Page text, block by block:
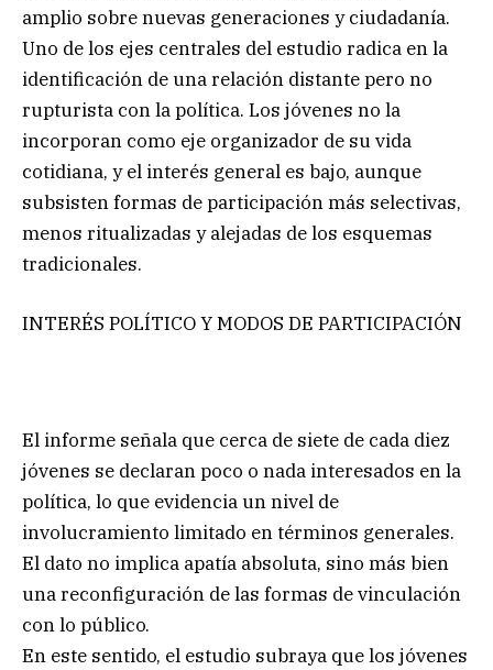
amplio sobre nuevas generaciones y ciudadanía.
Uno de los ejes centrales del estudio radica en la
identificación de una relación distante pero no
rupturista con la política. Los jóvenes no la
incorporan como eje organizador de su vida
cotidiana, y el interés general es bajo, aunque
subsisten formas de participación más selectivas,
menos ritualizadas y alejadas de los esquemas
tradicionales.
INTERÉS POLÍTICO Y MODOS DE PARTICIPACIÓN
El informe señala que cerca de siete de cada diez
jóvenes se declaran poco o nada interesados en la
política, lo que evidencia un nivel de
involucramiento limitado en términos generales.
El dato no implica apatía absoluta, sino más bien
una reconfiguración de las formas de vinculación
con lo público.
En este sentido, el estudio subraya que los jóvenes